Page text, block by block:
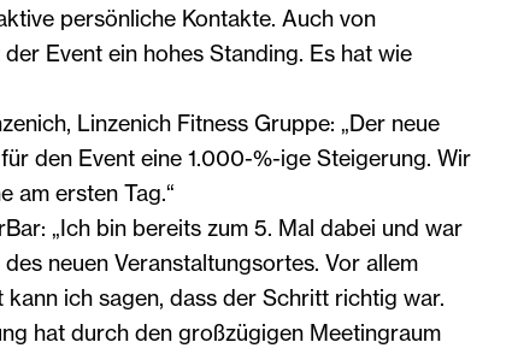
persönliche Kontakte. Auch von
Event ein hohes Standing. Es hat wie
Linzenich Fitness Gruppe: „Der neue
den Event eine 1.000-%-ige Steigerung. Wir
am ersten Tag.“
„Ich bin bereits zum 5. Mal dabei und war
neuen Veranstaltungsortes. Vor allem
ich sagen, dass der Schritt richtig war.
hat durch den großzügigen Meetingraum